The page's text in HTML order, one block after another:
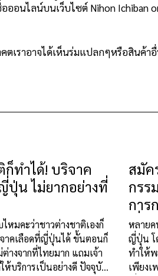
อนไลน์บนเว็บไซต์ Nihon Ichiban
ตเราอาจได้เห็นร่มแปลกๆหรือสินค้
ก็ทำได้! บริจาค
ปุ่น ไม่ยากอย่างที่
หมคะว่าชาวต่างชาติเองก็
าคเลือดที่ญี่ปุ่นได้ ขั้นตอนก็
ต่างจากที่ไทยมาก แถมเจ้า
ห้บริการเป็นอย่างดี ปัจจุบัน
สมัค
กรร
การ
ญี่ปุ่
หลายค
ญี่ปุ่น โ
ทำให้พ
เพียงเ